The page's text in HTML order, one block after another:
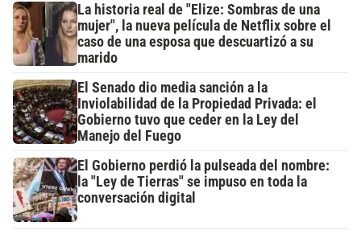
La historia real de "Elize: Sombras de una
mujer", la nueva película de Netflix sobre el
caso de una esposa que descuartizó a su
marido
El Senado dio media sanción a la
Inviolabilidad de la Propiedad Privada: el
Gobierno tuvo que ceder en la Ley del
Manejo del Fuego
El Gobierno perdió la pulseada del nombre:
la "Ley de Tierras" se impuso en toda la
conversación digital